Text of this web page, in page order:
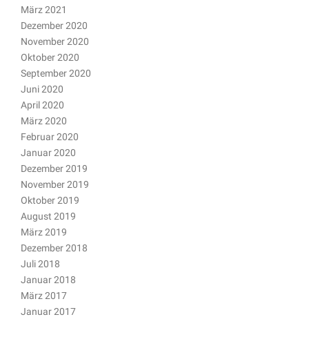
März 2021
Dezember 2020
November 2020
Oktober 2020
September 2020
Juni 2020
April 2020
März 2020
Februar 2020
Januar 2020
Dezember 2019
November 2019
Oktober 2019
August 2019
März 2019
Dezember 2018
Juli 2018
Januar 2018
März 2017
Januar 2017